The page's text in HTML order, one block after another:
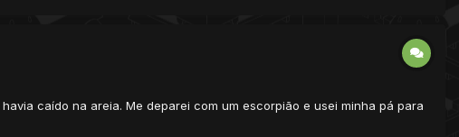
caído na areia. Me deparei com um escorpião e usei minha pá para